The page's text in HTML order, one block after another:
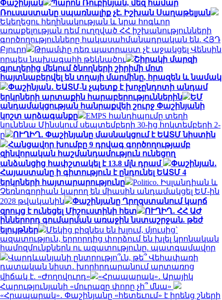
Փաշինյան
Պարոն Ռուբինյան, մեզ համար
Ռուսաստանը սպառնալիք չէ. Իշխան Սաղաթելյան
Եկեղեցու հեղինակության և նրա հոգևոր
առաքելության դեմ ուղղված ՀՀ իշխանությունների
գործողությունները հակասահմանադրական են. ՀՅԴ
Բյուրո
Թրամփը դեռ պատրաստ չէ աջակցել Վենսին
որպես նախագահի թեկնածու
Շիրակի մարզի
գյուղերից մեկում ծնողների շիրիմի մոտ
հայտնաբերվել են տղայի մարմինը, հրազեն և նամակ
Փաշինյան․ ԵԱՏՄ-ն չպետք է խոչընդոտի անդամ
երկրների արտաքին հարաբերություններին
ԵՄ
անդամակցության հանրաքվեի շուրջ Փաշինյանի
կոշտ արձագանքը
EMPS հանդիպումը տեղի
կունենա Մինսկում սեպտեմբերի 30-ից հոկտեմբերի 2-
ը
ՈՒՂԻՂ․ Փաշինյանը մասնակցում է ԵԱՏՄ նիստին
Հանցավոր խումբը 9 դրվագ գործողությամբ
զինվորական հաշմանդամություն ունեցող
անձանցից հափշտակել է 13.8 մլն դրամ
Փաշինյան․
Հայաստանը ի գիտություն է ընդունել ԵԱՏՄ 4
երկրների հայտարարությունը
Politico. Իսլանդիան և
Չեռնոգորիան կարող են միասին անդամակցել ԵՄ-ին
2028 թվականին
Փաշինյանը Ղրղզստանում կարճ
զրույց է ունեցել Միշուստինի հետ
ՈՒՂԻՂ․ ՀՀ ԱԺ
իններորդ գումարման առաջին նստաշրջան. թեժ
ելույթներ
Մեկից բիզնես են խլում, մյուսից`
ազատություն, երրորդից փորձում են խլել կրոնական
համոզմունքներն ու ազատությունը. պատգամավոր
Վարդևանյանի ընտրությո՞ւն, թե՞ Վեհափառի
դատական նիստ․ խորհրդարանում արտառոց
վիճակ է. «Ժողովուրդ»
«Հրապարակ»․ Արայիկ
Հարությունյանի «մուրազը փորը չի՞ մնա»
«Հրապարակ»․ Փաշինյանը «հետեւում» է իրենց շների